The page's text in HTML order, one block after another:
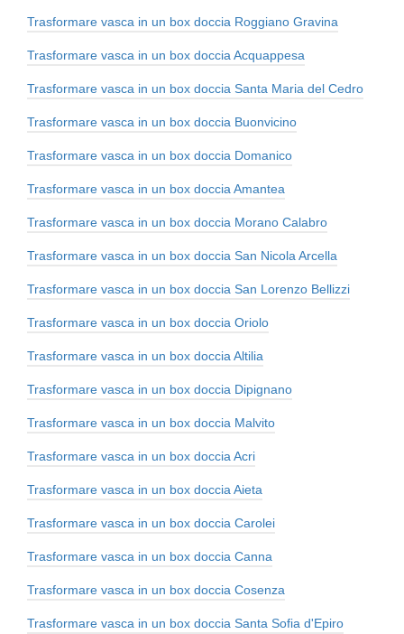
Trasformare vasca in un box doccia Roggiano Gravina
Trasformare vasca in un box doccia Acquappesa
Trasformare vasca in un box doccia Santa Maria del Cedro
Trasformare vasca in un box doccia Buonvicino
Trasformare vasca in un box doccia Domanico
Trasformare vasca in un box doccia Amantea
Trasformare vasca in un box doccia Morano Calabro
Trasformare vasca in un box doccia San Nicola Arcella
Trasformare vasca in un box doccia San Lorenzo Bellizzi
Trasformare vasca in un box doccia Oriolo
Trasformare vasca in un box doccia Altilia
Trasformare vasca in un box doccia Dipignano
Trasformare vasca in un box doccia Malvito
Trasformare vasca in un box doccia Acri
Trasformare vasca in un box doccia Aieta
Trasformare vasca in un box doccia Carolei
Trasformare vasca in un box doccia Canna
Trasformare vasca in un box doccia Cosenza
Trasformare vasca in un box doccia Santa Sofia d'Epiro